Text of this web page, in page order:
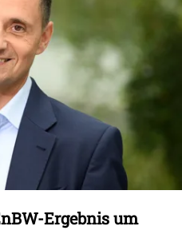
Ergebnis um